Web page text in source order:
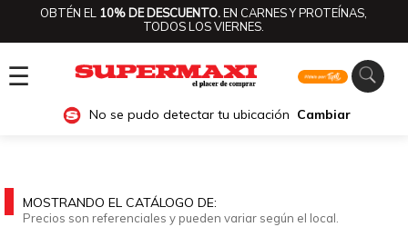
OBTÉN EL 10% DE DESCUENTO.EN CARNES Y PROTEÍNAS,
TODOS LOS VIERNES.
☰
No se pudo detectar tu ubicación Cambiar
MOSTRANDO EL CATÁLOGO DE:
Precios son referenciales y pueden variar según el local.